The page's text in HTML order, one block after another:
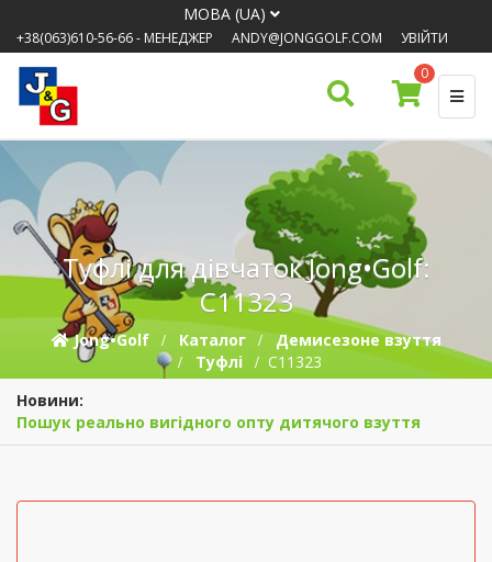
МОВА (UA)
+38(063)610-56-66- МЕНЕДЖЕР ANDY@JONGGOLF.COM
УВІЙТИ
0
Туфлі для дівчаток Jong•Golf:
C11323
Jong•Golf Каталог
Демисезонe взуття
Туфлі
C11323
Новини:
Пошук реально вигідного опту дитячого взуття